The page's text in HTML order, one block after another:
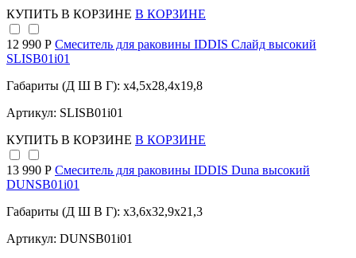
КУПИТЬ В КОРЗИНЕ В КОРЗИНЕ
12 990 Р Смеситель для раковины IDDIS Слайд высокий
SLISB01i01
Габариты (Д Ш В Г): x4,5x28,4x19,8
Артикул: SLISB01i01
КУПИТЬ В КОРЗИНЕ В КОРЗИНЕ
13 990 Р Смеситель для раковины IDDIS Duna высокий
DUNSB01i01
Габариты (Д Ш В Г): x3,6x32,9x21,3
Артикул: DUNSB01i01